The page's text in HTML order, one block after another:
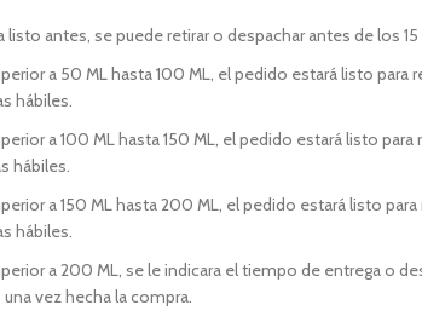
listo antes, se puede retirar o despachar antes de los 15
a 50 ML hasta 100 ML, el pedido estará listo para
hábiles.
a 100 ML hasta 150 ML, el pedido estará listo
hábiles.
a 150 ML hasta 200 ML, el pedido estará listo
hábiles.
a 200 ML, se le indicara el tiempo de entrega o
vez hecha la compra.